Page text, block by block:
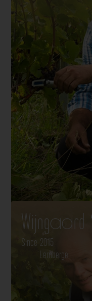
Wijngaard
Since 2015
Lemberge